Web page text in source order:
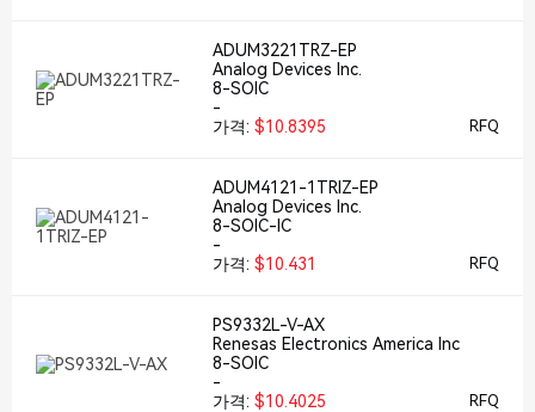
ADUM3221TRZ-EP
Analog Devices Inc.
8-SOIC
-
가격: $10.8395 RFQ
ADUM4121-1TRIZ-EP
Analog Devices Inc.
8-SOIC-IC
-
가격: $10.431 RFQ
PS9332L-V-AX
Renesas Electronics America Inc
8-SOIC
-
가격: $10.4025 RFQ